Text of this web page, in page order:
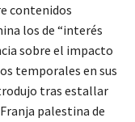
contenidos
los de “interés
sobre el impacto
temporales en sus
tras estallar
palestina de